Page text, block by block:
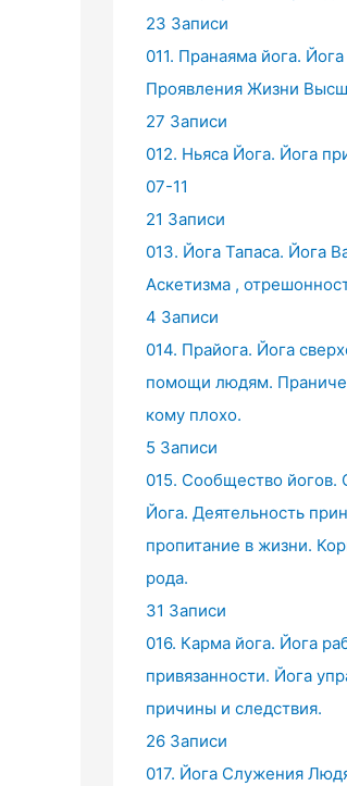
23 Записи
011. Пранаяма йога.
Проявления Жизни
27 Записи
012. Ньяса Йога. Йога
07-11
21 Записи
013. Йога Тапаса. Йога
Аскетизма ,
4 Записи
014. Прайога. Йога
помощи людям.
кому плохо.
5 Записи
015. Сообщество йогов.
Йога. Деятельность
пропитание в жизни.
рода.
31 Записи
016. Карма йога. Йога
привязанности. Йога
причины и следствия.
26 Записи
017. Йога Служения